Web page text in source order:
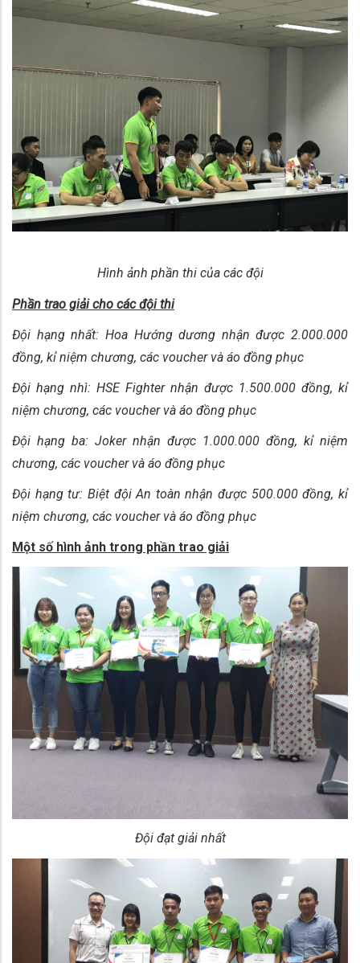
Hình ảnh phần thi của các đội
Phần trao giải cho các đội thi
Đội hạng nhất: Hoa Hướng dương nhận được 2.000.000
đồng, kỉ niệm chương, các voucher và áo đồng phục
Đội hạng nhì: HSE Fighter nhận được 1.500.000 đồng, kỉ
niệm chương, các voucher và áo đồng phục
Đội hạng ba: Joker nhận được 1.000.000 đồng, kỉ niệm
chương, các voucher và áo đồng phục
Đội hạng tư: Biệt đội An toàn nhận được 500.000 đồng, kỉ
niệm chương, các voucher và áo đồng phục
Một số hình ảnh trong phần trao giải
Đội đạt giải nhất